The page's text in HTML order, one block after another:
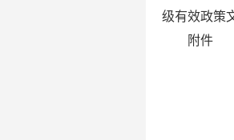
级有效政策
附件